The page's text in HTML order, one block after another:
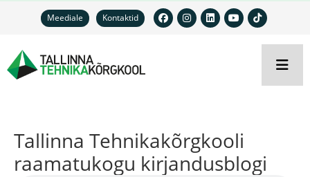
Meediale Kontaktid
Tallinna Tehnikakõrgkooli
raamatukogu kirjandusblogi